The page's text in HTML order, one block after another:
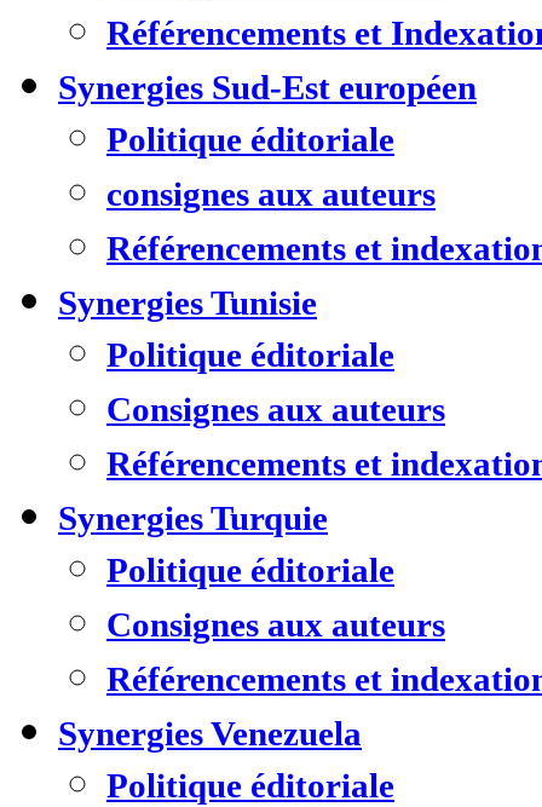
Référencements et
Synergies Sud-Est européen
Politique éditoriale
consignes aux auteurs
Référencements et
Synergies Tunisie
Politique éditoriale
Consignes aux auteurs
Référencements et
Synergies Turquie
Politique éditoriale
Consignes aux auteurs
Référencements et
Synergies Venezuela
Politique éditoriale